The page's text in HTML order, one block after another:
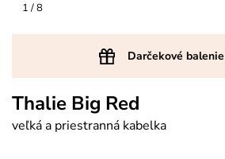
1/ 8
Darčekové balenie
Thalie Big Red
veľká a priestranná kabelka